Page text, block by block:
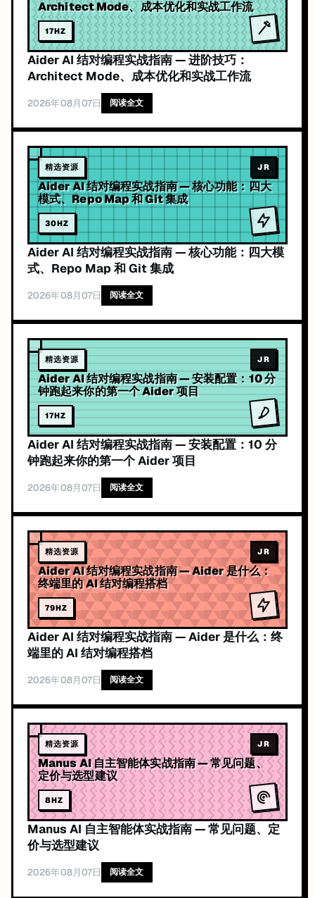
Architect Mode、成本优化和实战工作流
17HZ
Aider AI 结对编程实战指南 — 进阶技巧：
Architect Mode、成本优化和实战工作流
2026年08月07日 阅读全文
精选资源 JR
Aider AI 结对编程实战指南 — 核心功能：四大
模式、Repo Map 和 Git 集成
30HZ
Aider AI 结对编程实战指南 — 核心功能：四大模
式、Repo Map 和 Git 集成
2026年08月07日 阅读全文
精选资源 JR
Aider AI 结对编程实战指南 — 安装配置：10 分
钟跑起来你的第一个 Aider 项目
17HZ
Aider AI 结对编程实战指南 — 安装配置：10 分
钟跑起来你的第一个 Aider 项目
2026年08月07日 阅读全文
精选资源 JR
Aider AI 结对编程实战指南 — Aider 是什么：
终端里的 AI 结对编程搭档
79HZ
Aider AI 结对编程实战指南 — Aider 是什么：终
端里的 AI 结对编程搭档
2026年08月07日 阅读全文
精选资源 JR
Manus AI 自主智能体实战指南 — 常见问题、
定价与选型建议
8HZ
Manus AI 自主智能体实战指南 — 常见问题、定
价与选型建议
2026年08月07日 阅读全文